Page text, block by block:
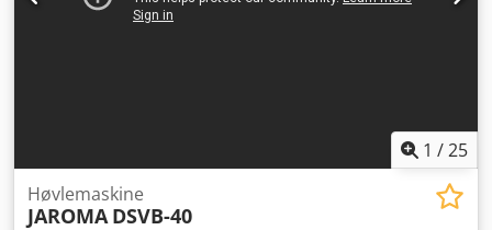
1 /25
Høvlemaskine
JAROMA DSVB-40